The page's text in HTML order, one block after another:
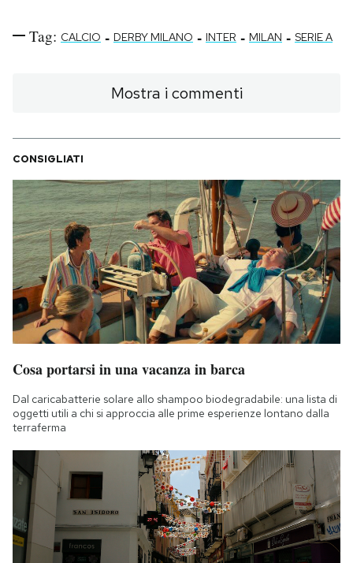
Tag: CALCIO - DERBY MILANO - INTER - MILAN - SERIE A
Mostra i commenti
CONSIGLIATI
Cosa portarsi in una vacanza in barca
Dal caricabatterie solare allo shampoo biodegradabile: una lista di
oggetti utili a chi si approccia alle prime esperienze lontano dalla
terraferma